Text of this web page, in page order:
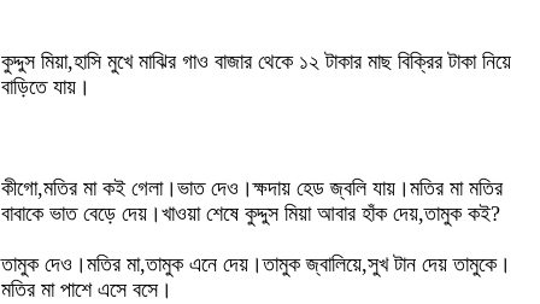
কুদ্দুস মিয়া,হাসি মুখে মাঝির গাও বাজার থেকে ১২ টাকার মাছ বিক্রির টাকা নিয়ে
বাড়িতে যায়।
কীগো,মতির মা কই গেলা।ভাত দেও।ক্ষদায় হেড জ্বলি যায়।মতির মা মতির
বাবাকে ভাত বেড়ে দেয়।খাওয়া শেষে কুদ্দুস মিয়া আবার হাঁক দেয়,তামুক কই?
তামুক দেও।মতির মা,তামুক এনে দেয়।তামুক জ্বালিয়ে,সুখ টান দেয় তামুকে।
মতির মা পাশে এসে বসে।